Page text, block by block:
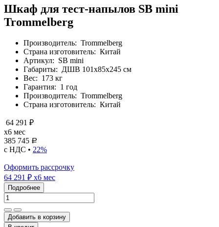
Шкаф для тест-напылов SB mini
Trommelberg
Производитель: Trommelberg
Страна изготовитель: Китай
Артикул: SB mini
Габариты: ДШВ 101х85х245 см
Вес: 173 кг
Гарантия: 1 год
Производитель: Trommelberg
Страна изготовитель: Китай
64 291 ₽
x6 мес
385 745 Р
с НДС • 22%
Оформить рассрочку
64 291 ₽ x6 мес
Подробнее
Добавить в корзину